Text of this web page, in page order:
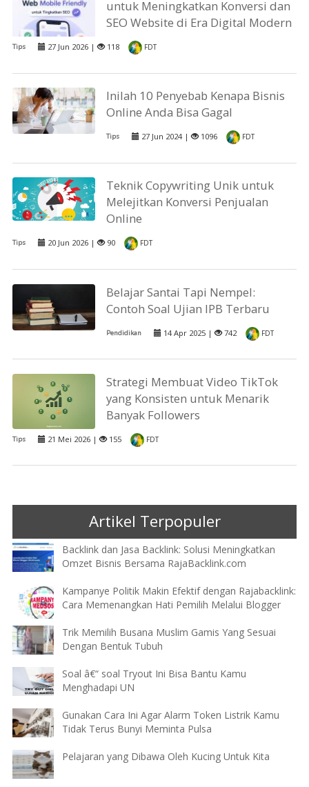
untuk Meningkatkan Konversi dan
SEO Website di Era Digital Modern
Tips 27 Jun 2026 | 118 FDT
Inilah 10 Penyebab Kenapa Bisnis
Online Anda Bisa Gagal
Tips 27 Jun 2024 | 1096 FDT
Teknik Copywriting Unik untuk
Melejitkan Konversi Penjualan
Online
Tips 20 Jun 2026 | 90 FDT
Belajar Santai Tapi Nempel:
Contoh Soal Ujian IPB Terbaru
Pendidikan 14 Apr 2025 | 742 FDT
Strategi Membuat Video TikTok
yang Konsisten untuk Menarik
Banyak Followers
Tips 21 Mei 2026 | 155 FDT
Artikel Terpopuler
Backlink dan Jasa Backlink: Solusi Meningkatkan
Omzet Bisnis Bersama RajaBacklink.com
Kampanye Politik Makin Efektif dengan Rajabacklink:
Cara Memenangkan Hati Pemilih Melalui Blogger
Trik Memilih Busana Muslim Gamis Yang Sesuai
Dengan Bentuk Tubuh
Soal â€“ soal Tryout Ini Bisa Bantu Kamu
Menghadapi UN
Gunakan Cara Ini Agar Alarm Token Listrik Kamu
Tidak Terus Bunyi Meminta Pulsa
Pelajaran yang Dibawa Oleh Kucing Untuk Kita